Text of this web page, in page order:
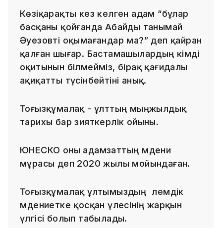
Көзіқарақты кез келген адам “бұлар
басқаны қойғанда Абайды танымай
Әуезовті оқымағандар ма?” деп қайран
қалған шығар. Бастамашылардың кімді
оқитынын білмейміз, бірақ қағидалы
ақиқатты түсінбейтіні анық.
Тоғызқұмалақ - ұлттың мыңжылдық
тарихы бар зияткерлік ойыны.
ЮНЕСКО оны адамзаттың мәдени
мұрасы деп 2020 жылы мойындаған.
Тоғызқұмалақ ұлтымыздың әлемдік
мәдениетке қосқан үлесінің жарқын
үлгісі болып табылады.